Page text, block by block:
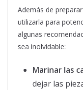
Además de
utilizarla para
algunas
sea inolvidable:
Marinar las
dejar las